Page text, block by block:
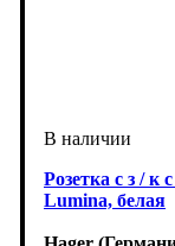
Розетка с з / к
Lumina, белая